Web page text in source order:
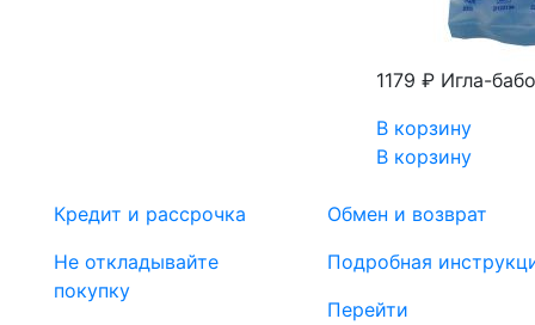
1179 ₽ Игла-
В корзину
В корзину
Кредит и рассрочка
Не откладывайте
покупку
Обмен и возврат
Подробная
Перейти